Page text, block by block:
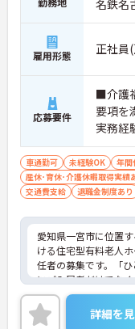
名鉄名
雇用形態 正社員
応募要件
■介護
要項を
実務経
験スタ
車通勤可 未経験OK 年間
産休･育休･介護休暇取得実績
交通費支給
退職金制度あり
愛知県一宮市に位置
ける住宅型有料老人
任者の募集です。「
にご入居者だけでな
る環境づくりを目指し
ご利用者一人ひとりに
ていただける方を募
詳細を